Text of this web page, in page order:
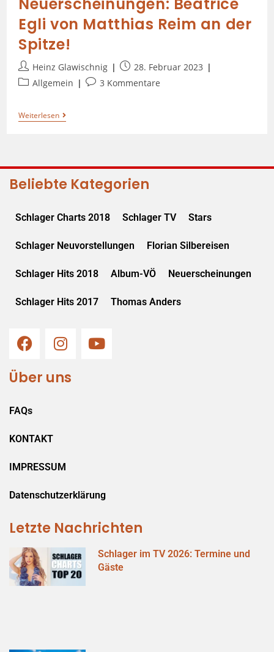
Egli von Matthias Reim an der
Spitze!
Heinz Glawischnig
28. Februar 2023
Allgemein
3 Kommentare
Weiterlesen
Beliebte Kategorien
Schlager Charts 2018 Schlager TV Stars
Schlager Neuvorstellungen Florian Silbereisen
Schlager Hits 2018 Album-VÖ Neuerscheinungen
Schlager Hits 2017 Thomas Anders
Über uns
FAQs
KONTAKT
IMPRESSUM
Datenschutzerklärung
Letzte Nachrichten
Schlager im TV 2026: Termine und
Gäste